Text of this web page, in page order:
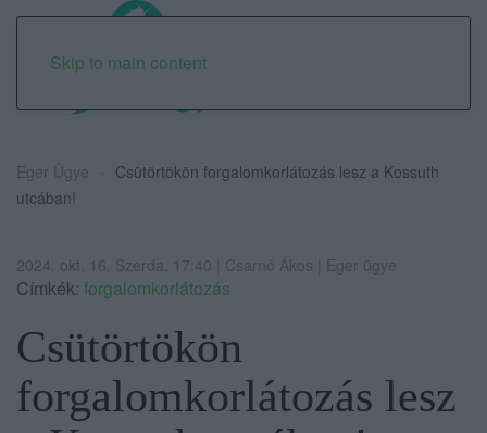
Skip to main content
Eger Ügye
Csütörtökön forgalomkorlátozás lesz a Kossuth
utcában!
2024. okt. 16. Szerda, 17:40 | Csarnó Ákos | Eger ügye
Címkék: forgalomkorlátozás
Csütörtökön
forgalomkorlátozás lesz